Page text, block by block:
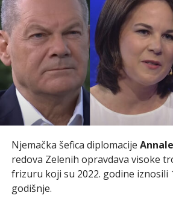
Njemačka šefica diplomacije
redova Zelenih opravdava visoke
frizuru koji su 2022. godine iznosili
godišnje.